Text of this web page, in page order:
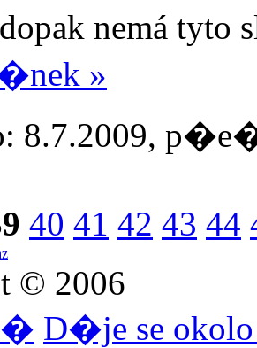
nemá
»
8.7.2009,
40 41 42 43 44
© 2006
D�je se